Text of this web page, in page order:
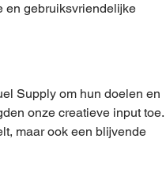
en gebruiksvriendelijke
Supply om hun doelen en
onze creatieve input toe.
maar ook een blijvende